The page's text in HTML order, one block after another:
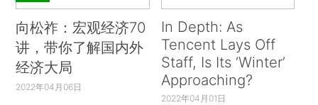
向松祚：宏观经济70
讲，带你了解国内外
经济大局
2022年04月06日
In Depth: As
Tencent Lays Off
Staff, Is Its ‘Winter’
Approaching?
2022年04月01日